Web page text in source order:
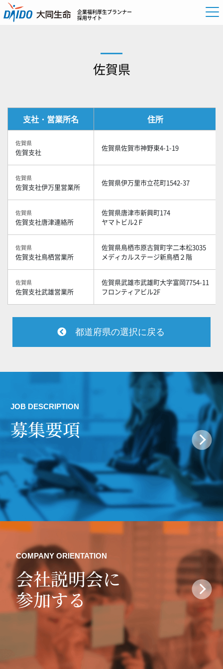
企業福利厚生プランナー
採用サイト
佐賀県
支社・営業所名 住所
佐賀県
佐賀支社 佐賀県佐賀市神野東4-1-19
佐賀県
佐賀支社伊万里営業所 佐賀県伊万里市立花町1542-37
佐賀県
佐賀支社唐津連絡所
佐賀県唐津市新興町174
ヤマトビル2Ｆ
佐賀県
佐賀支社鳥栖営業所
佐賀県鳥栖市原古賀町字二本松3035
メディカルステージ新鳥栖２階
佐賀県
佐賀支社武雄営業所
佐賀県武雄市武雄町大字富岡7754-11
フロンティアビル2F
都道府県の選択に戻る
JOB DESCRIPTION
募集要項
COMPANY ORIENTATION
会社説明会に
参加する